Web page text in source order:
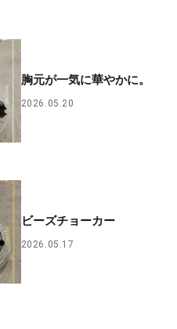
胸元が一気に華やかに。
2026.05.20
ビーズチョーカー
2026.05.17